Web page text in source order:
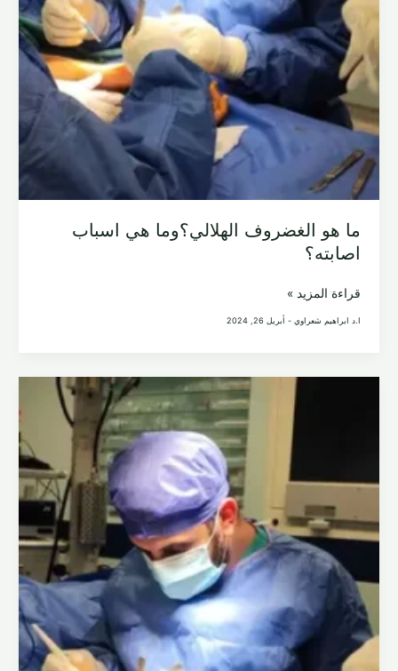
ما هو الغضروف الهلالي؟وما هي اسباب
اصابته؟
ما
هو
وما
قراءة المزيد »
ا.د ابراهيم شعراوي - أبريل 26, 2024